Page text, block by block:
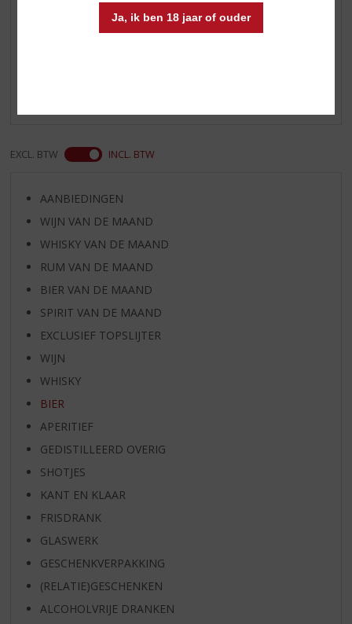
Ja, ik ben 18 jaar of ouder
Reviews
EXCL. BTW INCL. BTW
AANBIEDINGEN
WIJN VAN DE MAAND
WHISKY VAN DE MAAND
RUM VAN DE MAAND
BIER VAN DE MAAND
SPIRIT VAN DE MAAND
EXCLUSIEF TOPSLIJTER
WIJN
WHISKY
BIER
APERITIEF
GEDISTILLEERD OVERIG
SHOTJES
KANT EN KLAAR
FRISDRANK
GLASWERK
GESCHENKVERPAKKING
(RELATIE)GESCHENKEN
ALCOHOLVRIJE DRANKEN